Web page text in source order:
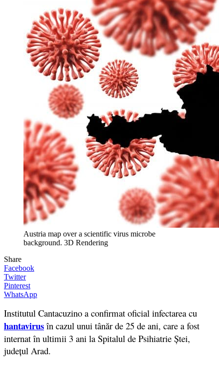
Austria map over a scientific virus microbe
background. 3D Rendering
Share
Facebook
Twitter
Pinterest
WhatsApp
Institutul Cantacuzino a confirmat oficial infectarea cu
hantavirus în cazul unui tânăr de 25 de ani, care a fost
internat în ultimii 3 ani la Spitalul de Psihiatrie Ștei,
județul Arad.